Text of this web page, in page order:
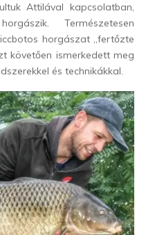
Attilával kapcsolatban,
Természetesen
horgászat „fertőzte
követően ismerkedett meg
és technikákkal.